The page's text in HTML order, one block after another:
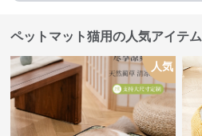
ペットマット猫用の人気アイテム
人気